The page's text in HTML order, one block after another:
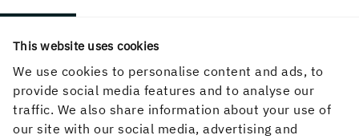
This website uses cookies
We use cookies to personalise content and ads, to
provide social media features and to analyse our
traffic. We also share information about your use of
our site with our social media, advertising and
PUBLICERAD
2 april, 2025